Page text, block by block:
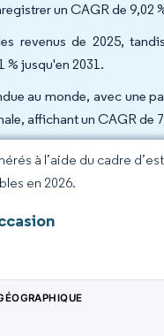
un CAGR de 9,02
revenus de 2025,
% jusqu'en 2031.
au monde, avec une
affichant un CAGR de
à l’aide du cadre
en 2026.